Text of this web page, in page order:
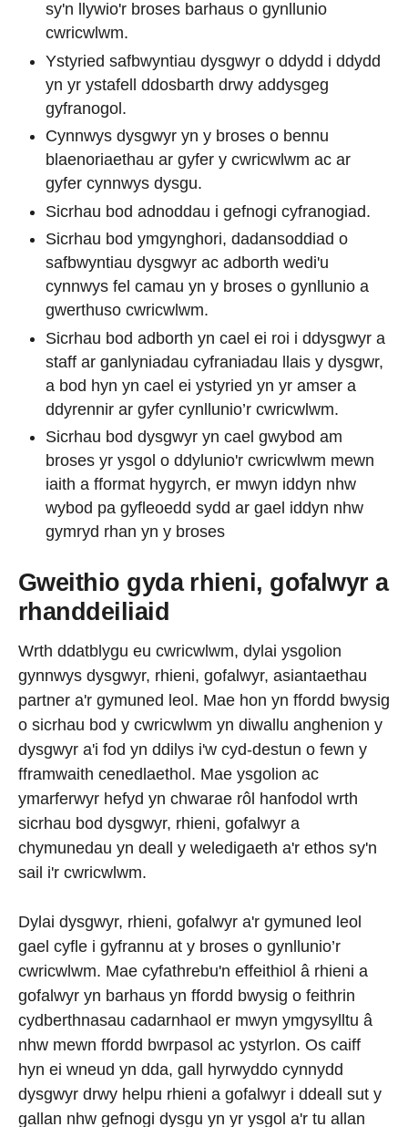
sy'n llywio'r broses barhaus o gynllunio
cwricwlwm.
Ystyried safbwyntiau dysgwyr o ddydd i ddydd
yn yr ystafell ddosbarth drwy addysgeg
gyfranogol.
Cynnwys dysgwyr yn y broses o bennu
blaenoriaethau ar gyfer y cwricwlwm ac ar
gyfer cynnwys dysgu.
Sicrhau bod adnoddau i gefnogi cyfranogiad.
Sicrhau bod ymgynghori, dadansoddiad o
safbwyntiau dysgwyr ac adborth wedi'u
cynnwys fel camau yn y broses o gynllunio a
gwerthuso cwricwlwm.
Sicrhau bod adborth yn cael ei roi i ddysgwyr a
staff ar ganlyniadau cyfraniadau llais y dysgwr,
a bod hyn yn cael ei ystyried yn yr amser a
ddyrennir ar gyfer cynllunio’r cwricwlwm.
Sicrhau bod dysgwyr yn cael gwybod am
broses yr ysgol o ddylunio'r cwricwlwm mewn
iaith a fformat hygyrch, er mwyn iddyn nhw
wybod pa gyfleoedd sydd ar gael iddyn nhw
gymryd rhan yn y broses
Gweithio gyda rhieni, gofalwyr a
rhanddeiliaid
Wrth ddatblygu eu cwricwlwm, dylai ysgolion
gynnwys dysgwyr, rhieni, gofalwyr, asiantaethau
partner a'r gymuned leol. Mae hon yn ffordd bwysig
o sicrhau bod y cwricwlwm yn diwallu anghenion y
dysgwyr a'i fod yn ddilys i'w cyd-destun o fewn y
fframwaith cenedlaethol. Mae ysgolion ac
ymarferwyr hefyd yn chwarae rôl hanfodol wrth
sicrhau bod dysgwyr, rhieni, gofalwyr a
chymunedau yn deall y weledigaeth a'r ethos sy'n
sail i'r cwricwlwm.
Dylai dysgwyr, rhieni, gofalwyr a'r gymuned leol
gael cyfle i gyfrannu at y broses o gynllunio’r
cwricwlwm. Mae cyfathrebu'n effeithiol â rhieni a
gofalwyr yn barhaus yn ffordd bwysig o feithrin
cydberthnasau cadarnhaol er mwyn ymgysylltu â
nhw mewn ffordd bwrpasol ac ystyrlon. Os caiff
hyn ei wneud yn dda, gall hyrwyddo cynnydd
dysgwyr drwy helpu rhieni a gofalwyr i ddeall sut y
gallan nhw gefnogi dysgu yn yr ysgol a'r tu allan